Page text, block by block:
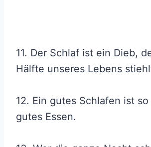
11. Der Schlaf ist ein Dieb,
Hälfte unseres Lebens
12. Ein gutes Schlafen ist
gutes Essen.